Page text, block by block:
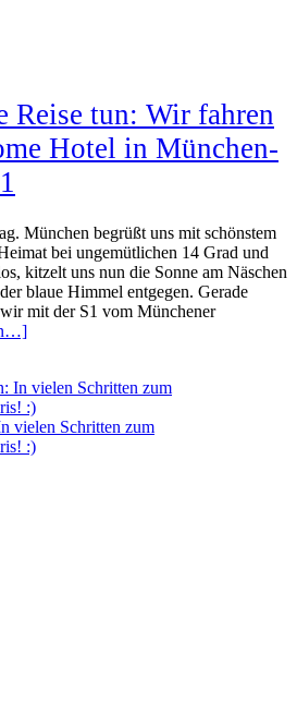
Reise tun: Wir fahren
Hotel in München-
München begrüßt uns mit schönstem
bei ungemütlichen 14 Grad und
kitzelt uns nun die Sonne am Näschen
blaue Himmel entgegen. Gerade
mit der S1 vom Münchener
vielen Schritten zum
:)